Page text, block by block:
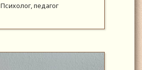
Психолог, педагог